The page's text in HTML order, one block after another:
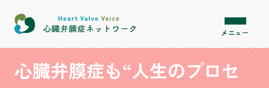
メニュー
心臓弁膜症も“人生のプロセ